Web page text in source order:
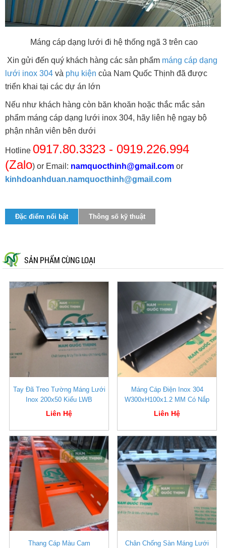
Máng cáp dạng lưới đi hệ thống ngã 3 trên cao
Xin gửi đến quý khách hàng các sản phẩm máng cáp dạng
lưới inox 304 và phụ kiện của Nam Quốc Thịnh đã được
triển khai tại các dự án lớn
Nếu như khách hàng còn băn khoăn hoặc thắc mắc sản
phẩm máng cáp dạng lưới inox 304, hãy liên hệ ngay bộ
phận nhân viên bên dưới
Hotline 0917.80.3323 - 0919.226.994
(Zalo) or Email: namquocthinh@gmail.com or
kinhdoanhduan.namquocthinh@gmail.com
Đặc điểm nổi bật Thông số kỹ thuật
SẢN PHẨM CÙNG LOẠI
Tay Đã Treo Tường Máng Lưới
Inox 200x50 Kiểu LWB
Liên Hệ
Máng Cáp Điện Inox 304
W300xH100x1.2 MM Có Nắp
Liên Hệ
Thang Cáp Màu Cam
Chân Chống Sàn Máng Lưới